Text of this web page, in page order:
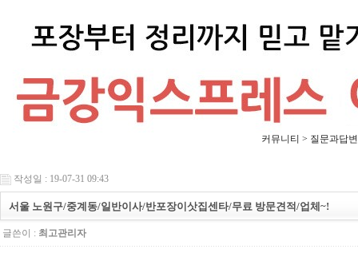
커뮤니티 > 질문과답변
작성일 : 19-07-31 09:43
서울 노원구/중계동/일반이사/반포장이삿집센타/무료 방문견적/업체~!
글쓴이 : 최고관리자